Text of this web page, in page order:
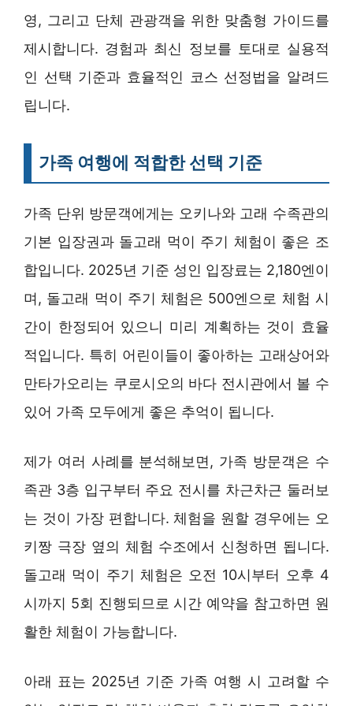
영, 그리고 단체 관광객을 위한 맞춤형 가이드를
제시합니다. 경험과 최신 정보를 토대로 실용적
인 선택 기준과 효율적인 코스 선정법을 알려드
립니다.
가족 여행에 적합한 선택 기준
가족 단위 방문객에게는 오키나와 고래 수족관의
기본 입장권과 돌고래 먹이 주기 체험이 좋은 조
합입니다. 2025년 기준 성인 입장료는 2,180엔이
며, 돌고래 먹이 주기 체험은 500엔으로 체험 시
간이 한정되어 있으니 미리 계획하는 것이 효율
적입니다. 특히 어린이들이 좋아하는 고래상어와
만타가오리는 쿠로시오의 바다 전시관에서 볼 수
있어 가족 모두에게 좋은 추억이 됩니다.
제가 여러 사례를 분석해보면, 가족 방문객은 수
족관 3층 입구부터 주요 전시를 차근차근 둘러보
는 것이 가장 편합니다. 체험을 원할 경우에는 오
키짱 극장 옆의 체험 수조에서 신청하면 됩니다.
돌고래 먹이 주기 체험은 오전 10시부터 오후 4
시까지 5회 진행되므로 시간 예약을 참고하면 원
활한 체험이 가능합니다.
아래 표는 2025년 기준 가족 여행 시 고려할 수